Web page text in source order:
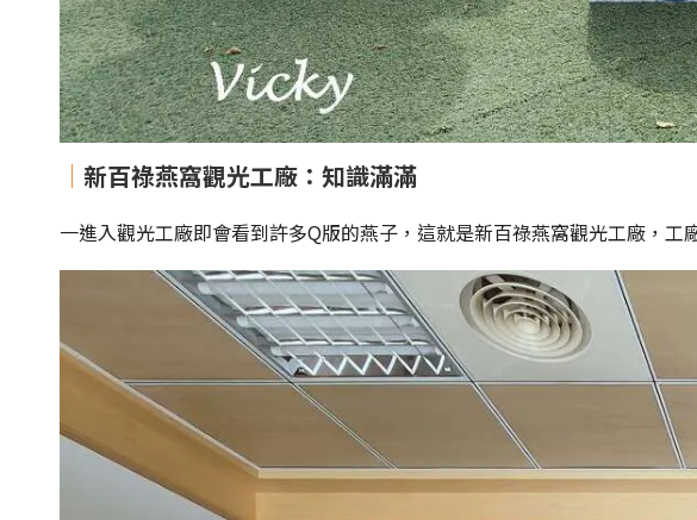
｜ 新百祿燕窩觀光工廠：知識滿滿
一進入觀光工廠即會看到許多Q版的燕子，這就是新百祿燕窩觀光工廠，工